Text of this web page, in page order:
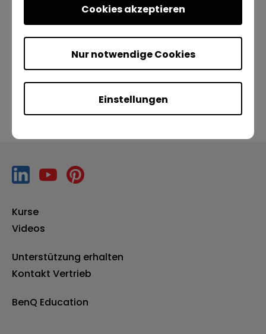
hier jederzeit anpassen. Weitere Informationen
finden Sie in unserer
unsererDatenschutzrichtlinie.
Einstellungen
Nur notwendige Cookies
Cookies akzeptieren
Nächste
Kurse
Videos
Unterstützung erhalten
Kontakt Vertrieb
BenQ Education